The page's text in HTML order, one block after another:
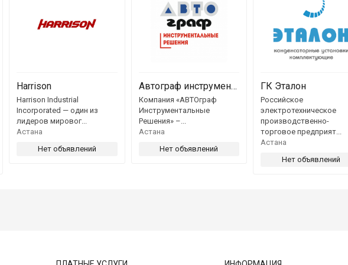
Harrison
Harrison Industrial
Incorporated — один из
лидеров мировог...
Астана
Нет объявлений
Автограф инструментальные решения
Компания «АВТОграф
Инструментальные
Решения» –...
Астана
Нет объявлений
ГК Эталон
Российское
электротехническое
производственно-
торговое предприят...
Астана
Нет объявлений